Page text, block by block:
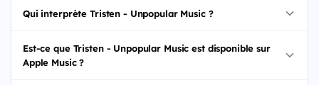
Qui interprète Tristen - Unpopular Music ?
Est-ce que Tristen - Unpopular Music est disponible sur
Apple Music ?